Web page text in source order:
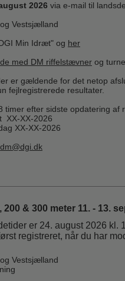
2026 via e-mail til
Vestsjælland
Min Idræt" og her
med DM riffelstævner og
er gældende for det netop
fejlregistrerede resultater.
timer efter sidste opdatering
XX-XX-2026
XX-XX-2026
dm@dgi.dk
200 & 300 meter 11. - 13.
er 24. august 2026
registreret, når du har
Vestsjælland